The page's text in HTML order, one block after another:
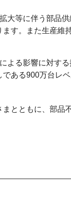
大等に伴う部品
す。また生産
よる影響に対す
ある900万台レ
とともに、部品